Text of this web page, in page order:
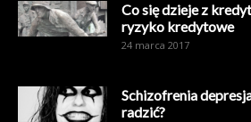
Co się dzieje z
ryzyko kredytowe
24 marca 2017
Schizofrenia
radzić?